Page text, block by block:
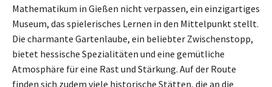
Mathematikum in Gießen nicht verpassen, ein einzigartiges
Museum, das spielerisches Lernen in den Mittelpunkt stellt.
Die charmante Gartenlaube, ein beliebter Zwischenstopp,
bietet hessische Spezialitäten und eine gemütliche
Atmosphäre für eine Rast und Stärkung. Auf der Route
finden sich zudem viele historische Stätten, die an die